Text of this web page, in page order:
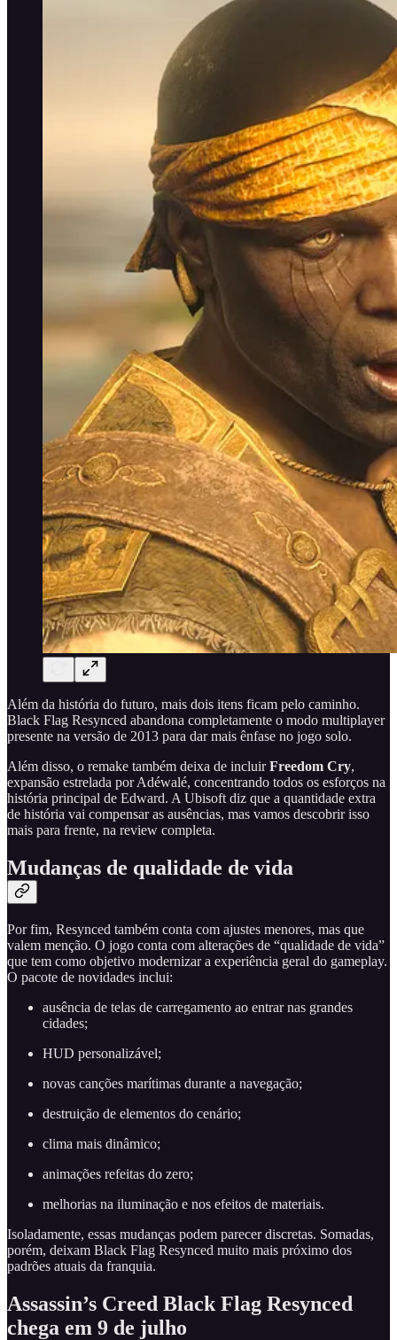
Além da história do futuro, mais dois itens ficam pelo caminho.
Black Flag Resynced abandona completamente o modo multiplayer
presente na versão de 2013 para dar mais ênfase no jogo solo.
Além disso, o remake também deixa de incluirFreedom Cry,
expansão estrelada por Adéwalé, concentrando todos os esforços na
história principal de Edward. A Ubisoft diz que a quantidade extra
de história vai compensar as ausências, mas vamos descobrir isso
mais para frente, na review completa.
Mudanças de qualidade de vida
Por fim, Resynced também conta com ajustes menores, mas que
valem menção. O jogo conta com alterações de “qualidade de vida”
que tem como objetivo modernizar a experiência geral do gameplay.
O pacote de novidades inclui:
ausência de telas de carregamento ao entrar nas grandes
cidades;
HUD personalizável;
novas canções marítimas durante a navegação;
destruição de elementos do cenário;
clima mais dinâmico;
animações refeitas do zero;
melhorias na iluminação e nos efeitos de materiais.
Isoladamente, essas mudanças podem parecer discretas. Somadas,
porém, deixam Black Flag Resynced muito mais próximo dos
padrões atuais da franquia.
Assassin’s Creed Black Flag Resynced
chega em 9 de julho